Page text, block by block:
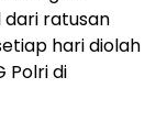
ratusan
hari diolah
Polri di